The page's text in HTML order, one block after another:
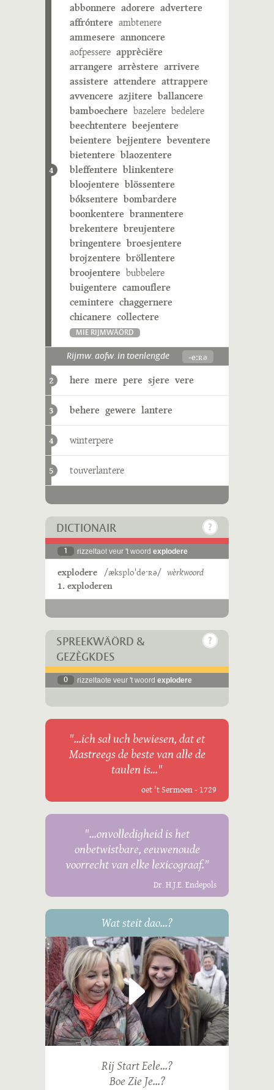
4
abbonnere adorere advertere
affróntere ambtenere
ammesere annoncere
aofpessere apprèciëre
arrangere arrèstere arrivere
assistere attendere attrappere
avvencere azjitere ballancere
bamboechere bazelere bedelere
beechtentere beejentere
beientere bejjentere beventere
bietentere blaozentere
bleffentere blinkentere
bloojentere blössentere
bóksentere bombardere
boonkentere brannentere
brekentere breujentere
bringentere broesjentere
brojzentere bröllentere
broojentere bubbelere
buigentere camouflere
cemintere chaggernere
chicanere collectere
MIE RIJMWÄÖRD
Rijmw. aofw. in toenlengde -eːʀə
2 here mere pere sjere vere
3 behere gewere lantere
4 winterpere
5 touverlantere
DICTIONAIR
1 rizzeltaot veur 't woord explodere
explodere /æksploˈdeˑʀə/ wèrkwoord
1. exploderen
SPREEKWÄÖRD &
GEZÈGKDES
0 rizzeltaote veur 't woord explodere
"...ich sal uch bewiesen, dat et
Mastreegs de beste van alle de
taulen is..."
oet 't Sermoen - 1729
"...onvolledigheid is het
onbetwistbare, eeuwenoude
voorrecht van elke lexicograaf."
Dr. H.J.E. Endepols
Wat steit dao...?
Rij Start Eele...?
Boe Zie Je...?